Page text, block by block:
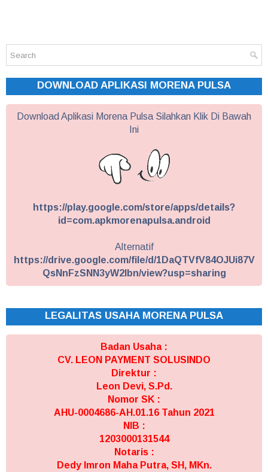
DOWNLOAD APLIKASI MORENA PULSA
Download Aplikasi Morena Pulsa Silahkan Klik Di Bawah
Ini
https://play.google.com/store/apps/details?
id=com.apkmorenapulsa.android
Alternatif
https://drive.google.com/file/d/1DaQTVfV84OJUi87V
QsNnFzSNN3yW2Ibn/view?usp=sharing
LEGALITAS USAHA MORENA PULSA
Badan Usaha :
CV. LEON PAYMENT SOLUSINDO
Direktur :
Leon Devi, S.Pd.
Nomor SK :
AHU-0004686-AH.01.16 Tahun 2021
NIB :
1203000131544
Notaris :
Dedy Imron Maha Putra, SH, MKn.